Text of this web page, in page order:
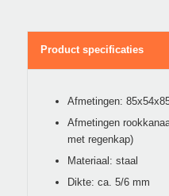
Product specificaties
Afmetingen:
Afmetingen
met regenkap)
Materiaal: staal
Dikte: ca. 5/6 mm